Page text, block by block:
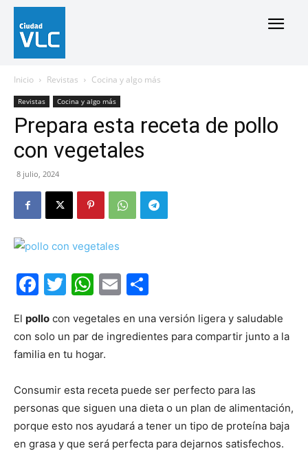
Inicio Revistas Cocina y algo más
Revistas Cocina y algo más
Prepara esta receta de pollo
con vegetales
8 julio, 2024
Facebook
Twitter
WhatsApp
Email
El pollo con vegetales en una versión ligera y saludable
con solo un par de ingredientes para compartir junto a la
familia en tu hogar.
Consumir esta receta puede ser perfecto para las
personas que siguen una dieta o un plan de alimentación,
porque esto nos ayudará a tener un tipo de proteína baja
en grasa y que será perfecta para dejarnos satisfechos.